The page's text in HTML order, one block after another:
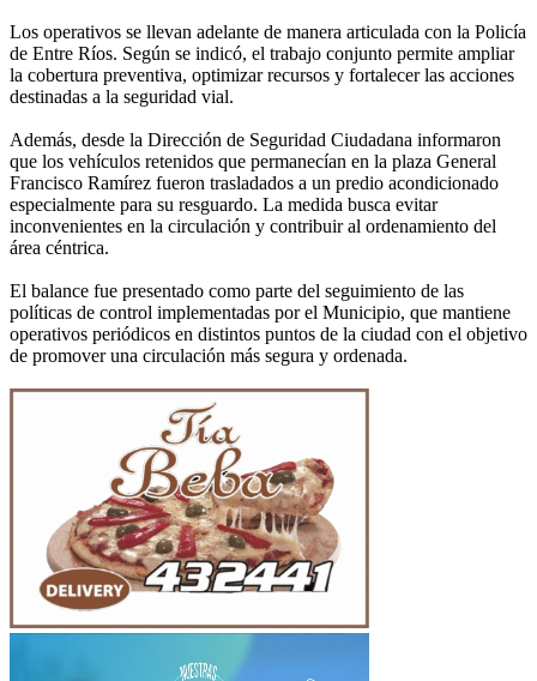
Los operativos se llevan adelante de manera articulada con la Policía
de Entre Ríos. Según se indicó, el trabajo conjunto permite ampliar
la cobertura preventiva, optimizar recursos y fortalecer las acciones
destinadas a la seguridad vial.
Además, desde la Dirección de Seguridad Ciudadana informaron
que los vehículos retenidos que permanecían en la plaza General
Francisco Ramírez fueron trasladados a un predio acondicionado
especialmente para su resguardo. La medida busca evitar
inconvenientes en la circulación y contribuir al ordenamiento del
área céntrica.
El balance fue presentado como parte del seguimiento de las
políticas de control implementadas por el Municipio, que mantiene
operativos periódicos en distintos puntos de la ciudad con el objetivo
de promover una circulación más segura y ordenada.